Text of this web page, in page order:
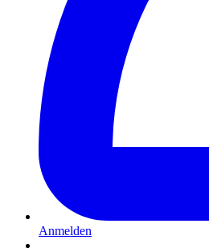
Anmelden